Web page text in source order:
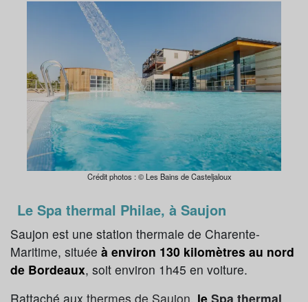
Crédit photos : © Les Bains de Casteljaloux
Le Spa thermal Philae, à Saujon
Saujon est une station thermale de Charente-
Maritime, située à environ 130 kilomètres au nord
de Bordeaux, soit environ 1h45 en voiture.
Rattaché aux thermes de Saujon, le Spa thermal